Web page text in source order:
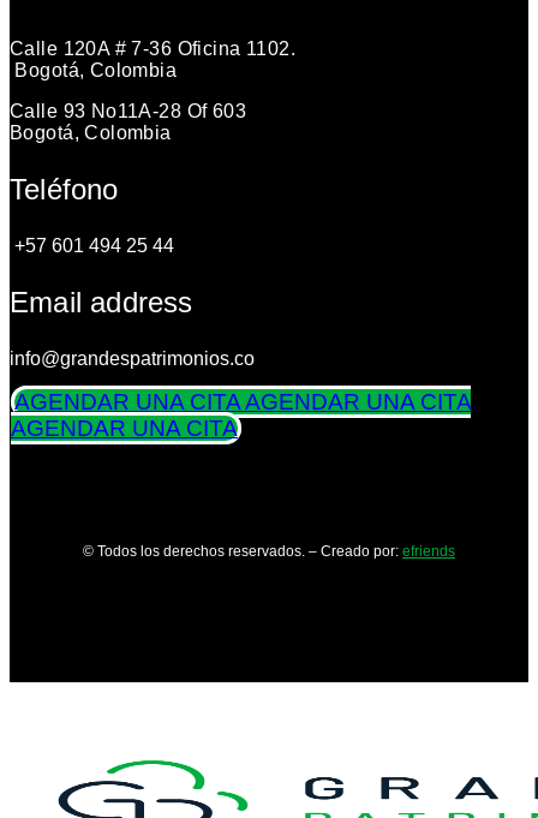
Calle 120A # 7-36 Oficina 1102.
Bogotá, Colombia
Calle 93 No11A-28 Of 603
Bogotá, Colombia
Teléfono
+57 601 494 25 44
Email address
info@grandespatrimonios.co
AGENDAR UNA CITAAGENDAR UNA CITA
AGENDAR UNA CITA
© Todos los derechos reservados. – Creado por: efriends